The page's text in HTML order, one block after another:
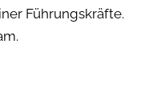
Führungskräfte.